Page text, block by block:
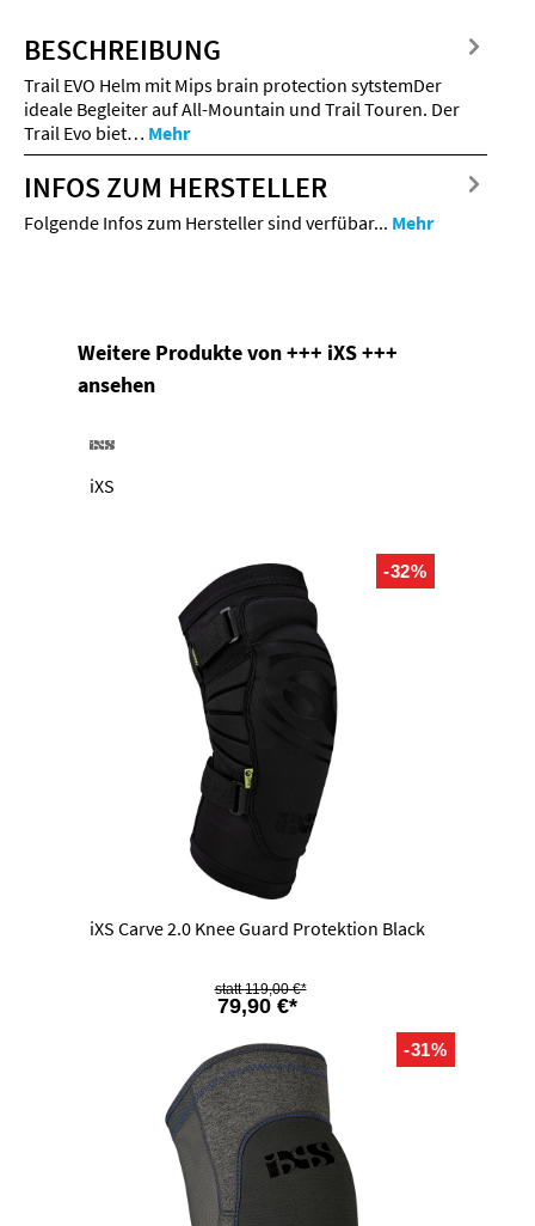
BESCHREIBUNG
Trail EVO Helm mit Mips brain protection sytstemDer
ideale Begleiter auf All-Mountain und Trail Touren. Der
Trail Evo biet… Mehr
INFOS ZUM HERSTELLER
Folgende Infos zum Hersteller sind verfübar... Mehr
Produktgalerie überspringen
Weitere Produkte von +++ iXS +++
ansehen
iXS
-32%
iXS Carve 2.0 Knee Guard Protektion Black
79,90 €*
119,00 €*
-31%